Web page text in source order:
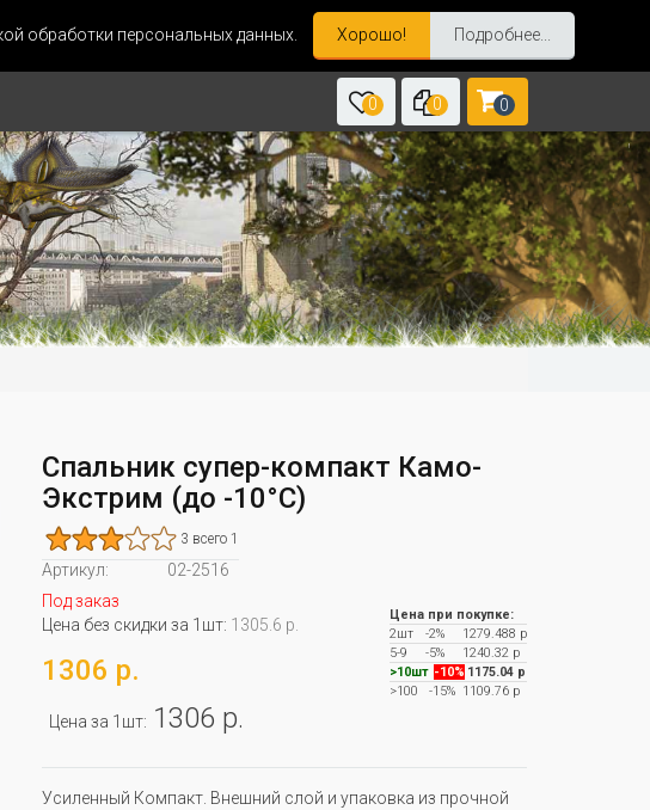
обработки персональных данных. Хорошо! Подробнее...
0 0 0
Спальник супер-компакт Камо-
Экстрим (до -10°С)
3 всего 1
Артикул:
02-2516
Под заказ
Цена без скидки за 1шт: 1305.6 р.
1306 р.
Цена за 1шт: 1306 р.
Цена при покупке:
2шт
-2%
1279.488 р
5-9
-5%
1240.32 р
>10шт -10% 1175.04 р
>100
-15%1109.76 р
Усиленный Компакт. Внешний слой и упаковка из прочной